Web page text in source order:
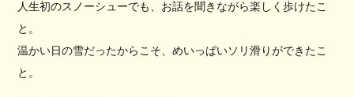
人生初のスノーシューでも、お話を聞きながら楽しく歩けたこ
と。
温かい日の雪だったからこそ、めいっぱいソリ滑りができたこ
と。